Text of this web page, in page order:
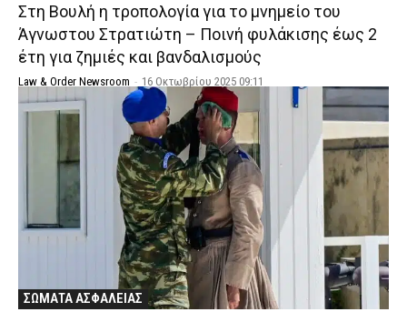
Στη Βουλή η τροπολογία για το μνημείο του
Άγνωστου Στρατιώτη – Ποινή φυλάκισης έως 2
έτη για ζημιές και βανδαλισμούς
Law & Order Newsroom - 16 Οκτωβρίου 2025 09:11
ΣΩΜΑΤΑ ΑΣΦΑΛΕΙΑΣ